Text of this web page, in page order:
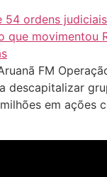
FM
descapitalizar
em ações